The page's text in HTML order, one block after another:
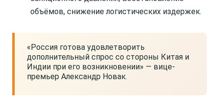
объёмов, снижение логистических издержек.
«Россия готова удовлетворить
дополнительный спрос со стороны Китая и
Индии при его возникновении» — вице-
премьер Александр Новак.